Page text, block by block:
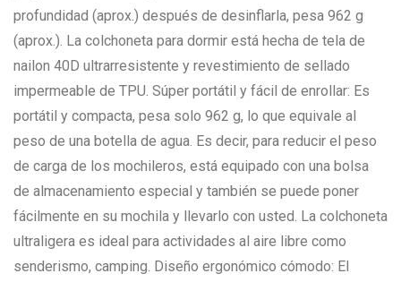
profundidad (aprox.) después de desinflarla, pesa 962 g
(aprox.). La colchoneta para dormir está hecha de tela de
nailon 40D ultrarresistente y revestimiento de sellado
impermeable de TPU. Súper portátil y fácil de enrollar: Es
portátil y compacta, pesa solo 962 g, lo que equivale al
peso de una botella de agua. Es decir, para reducir el peso
de carga de los mochileros, está equipado con una bolsa
de almacenamiento especial y también se puede poner
fácilmente en su mochila y llevarlo con usted. La colchoneta
ultraligera es ideal para actividades al aire libre como
senderismo, camping. Diseño ergonómico cómodo: El